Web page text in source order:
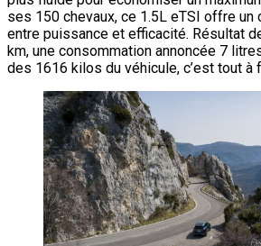
ses 150 chevaux, ce 1.5L eTSI offre
entre puissance et efficacité. Résultat
km, une consommation annoncée 7
des 1616 kilos du véhicule, c’est tout à